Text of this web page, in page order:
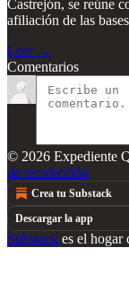
Castrejón, se reúne
afiliación de las
Leer →
Comentarios
© 2026 Expediente
de recolección
Crea tu Substack
Descargar la app
Substack es el hogar